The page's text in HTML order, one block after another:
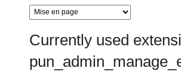
Currently used